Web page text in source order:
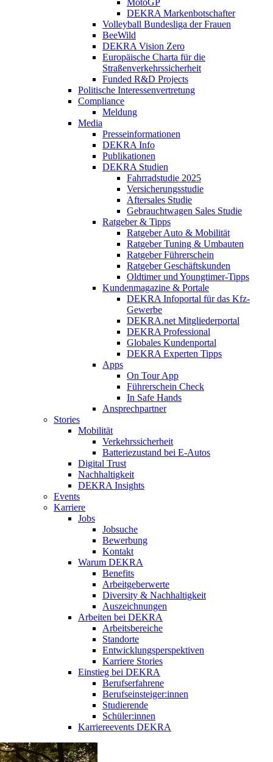
DEKRA Markenbotschafter
Volleyball Bundesliga der Frauen
BeeWild
DEKRA Vision Zero
Europäische Charta für die
Straßenverkehrssicherheit
Funded R&D Projects
Politische Interessenvertretung
Compliance
Meldung
Media
Presseinformationen
DEKRA Info
Publikationen
DEKRA Studien
Fahrradstudie 2025
Versicherungsstudie
Aftersales Studie
Gebrauchtwagen Sales Studie
Ratgeber & Tipps
Ratgeber Auto & Mobilität
Ratgeber Tuning & Umbauten
Ratgeber Führerschein
Ratgeber Geschäftskunden
Oldtimer und Youngtimer-Tipps
Kundenmagazine & Portale
DEKRA Infoportal für das Kfz-
Gewerbe
DEKRA.net Mitgliederportal
DEKRA Professional
Globales Kundenportal
DEKRA Experten Tipps
Apps
On Tour App
Führerschein Check
In Safe Hands
Ansprechpartner
Stories
Mobilität
Verkehrssicherheit
Batteriezustand bei E-Autos
Digital Trust
Nachhaltigkeit
DEKRA Insights
Events
Karriere
Jobs
Jobsuche
Bewerbung
Kontakt
Warum DEKRA
Benefits
Arbeitgeberwerte
Diversity & Nachhaltigkeit
Auszeichnungen
Arbeiten bei DEKRA
Arbeitsbereiche
Standorte
Entwicklungsperspektiven
Karriere Stories
Einstieg bei DEKRA
Berufserfahrene
Berufseinsteiger:innen
Studierende
Schüler:innen
Karriereevents DEKRA